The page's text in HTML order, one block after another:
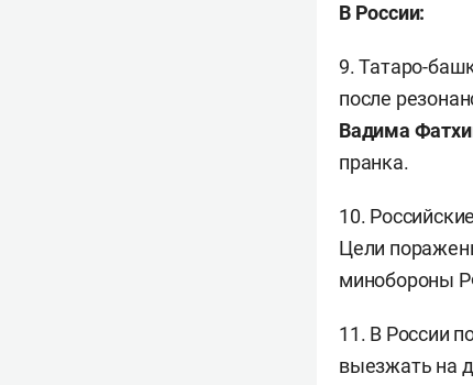
В России:
9. Татаро-
после
Вадима
пранка.
10.
Цели
минобороны
11. В России
выезжать на